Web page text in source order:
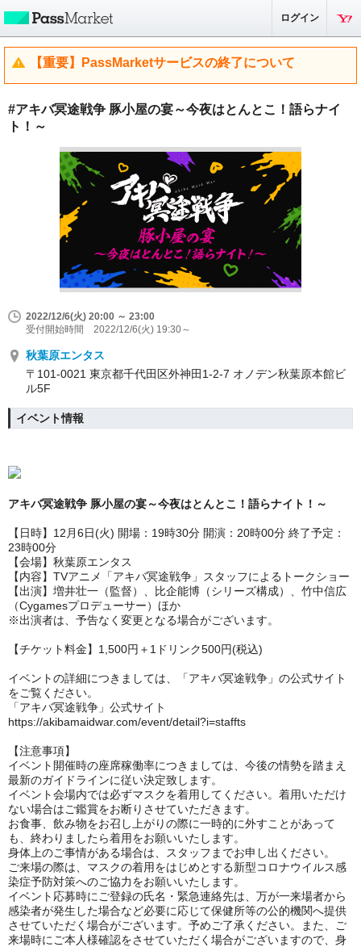
ログイン
【重要】PassMarketサービスの終了について
#アキバ冥途戦争 豚小屋の宴～今夜はとんとこ！語らナイ
ト！～
2022/12/6(火) 20:00 ～ 23:00
受付開始時間 2022/12/6(火) 19:30～
秋葉原エンタス
〒101-0021 東京都千代田区外神田1-2-7 オノデン秋葉原本館ビ
ル5F
イベント情報
アキバ冥途戦争 豚小屋の宴～今夜はとんとこ！語らナイト！～
【日時】12月6日(火) 開場：19時30分 開演：20時00分 終了予定：
23時00分
【会場】秋葉原エンタス
【内容】TVアニメ「アキバ冥途戦争」スタッフによるトークショー
【出演】増井壮一（監督）、比企能博（シリーズ構成）、竹中信広
（Cygamesプロデューサー）ほか
※出演者は、予告なく変更となる場合がございます。
【チケット料金】1,500円＋1ドリンク500円(税込)
イベントの詳細につきましては、「アキバ冥途戦争」の公式サイト
をご覧ください。
「アキバ冥途戦争」公式サイト
https://akibamaidwar.com/event/detail?i=staffts
【注意事項】
イベント開催時の座席稼働率につきましては、今後の情勢を踏まえ
最新のガイドラインに従い決定致します。
イベント会場内では必ずマスクを着用してください。着用いただけ
ない場合はご鑑賞をお断りさせていただきます。
お食事、飲み物をお召し上がりの際に一時的に外すことがあって
も、終わりましたら着用をお願いいたします。
身体上のご事情がある場合は、スタッフまでお申し出ください。
ご来場の際は、マスクの着用をはじめとする新型コロナウイルス感
染症予防対策へのご協力をお願いいたします。
イベント応募時にご登録の氏名・緊急連絡先は、万が一来場者から
感染者が発生した場合など必要に応じて保健所等の公的機関へ提供
させていただく場合がございます。予めご了承ください。また、ご
来場時にご本人様確認をさせていただく場合がございますので、身